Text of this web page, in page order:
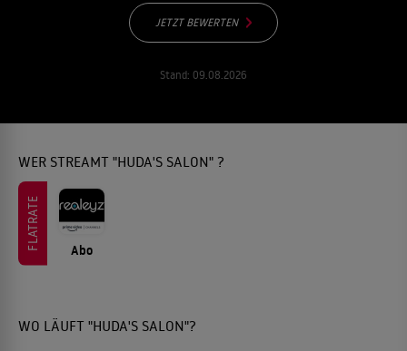
JETZT BEWERTEN
Stand: 09.08.2026
WER STREAMT "HUDA'S SALON" ?
FLATRATE Abo
WO LÄUFT "HUDA'S SALON"?